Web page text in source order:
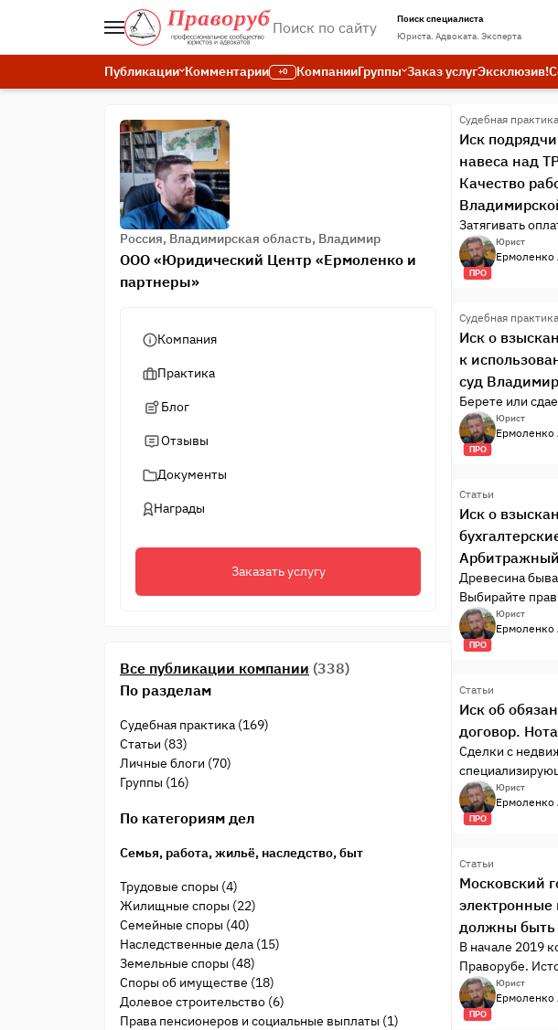
Поиск специалиста
Юриста. Адвоката. Эксперта
Публикации Комментарии +0 КомпанииГруппы Заказ услугЭксклюзив!
Россия, Владимирская область, Владимир
ООО «Юридический Центр «Ермоленко и
партнеры»
Компания
Практика
Блог
Отзывы
Документы
Награды
Заказать услугу
Все публикации компании (338)
По разделам
Судебная практика (169)
Статьи (83)
Личные блоги (70)
Группы (16)
По категориям дел
Семья, работа, жильё, наследство, быт
Трудовые споры (4)
Жилищные споры (22)
Семейные споры (40)
Наследственные дела (15)
Земельные споры (48)
Споры об имуществе (18)
Долевое строительство (6)
Права пенсионеров и социальные выплаты (1)
Судебная практика
Иск
навеса над
Качество
Затягивать
ПРО
Юрист
Ермоленко
Судебная практика
Иск о
к
суд
Берете или
ПРО
Юрист
Ермоленко
Статьи
Иск о
Древесина
Выбирайте
ПРО
Юрист
Ермоленко
Статьи
Иск об
договор.
Сделки с
История о том,
ПРО
Юрист
Ермоленко
Статьи
Московский
электронные
должны быть
В начале 2019
Праворубе.
в помещениях
ПРО
Юрист
Ермоленко